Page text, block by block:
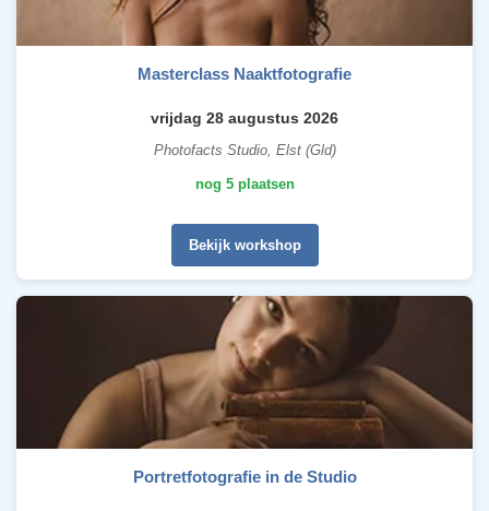
Masterclass Naaktfotografie
vrijdag 28 augustus 2026
Photofacts Studio, Elst (Gld)
nog 5 plaatsen
Bekijk workshop
Portretfotografie in de Studio